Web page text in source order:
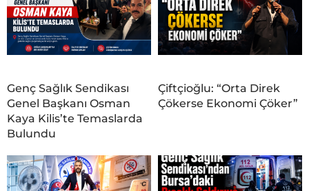
Genç Sağlık Sendikası
Genel Başkanı Osman
Kaya Kilis’te Temaslarda
Bulundu
Çiftçioğlu: “Orta Direk
Çökerse Ekonomi Çöker”